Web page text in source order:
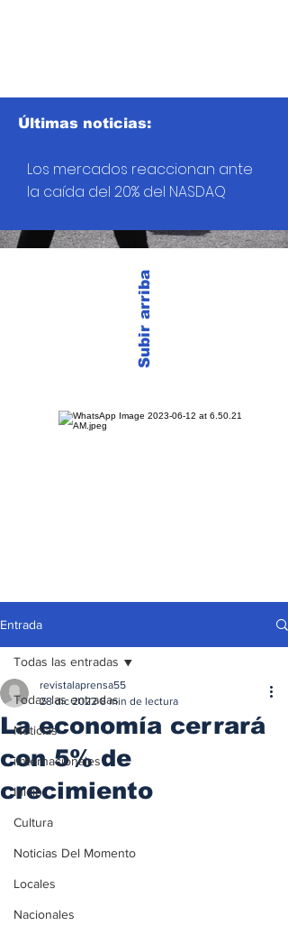
Subir arriba
Últimas noticias:
Los mercados reaccionan ante
la caída del 20% del NASDAQ
Entrada
Todas las entradas
Noticias
iInternacionales
Inicio
Cultura
Noticias Del Momento
Locales
Nacionales
Todas las entradas
La economía cerrará
con 5% de
crecimiento
revistalaprensa55
28 dic 2022 8 min de lectura